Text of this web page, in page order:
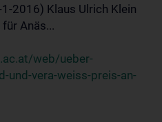
2016) Klaus Ulrich Klein
Anäs...
web/ueber-
vera-weiss-preis-an-